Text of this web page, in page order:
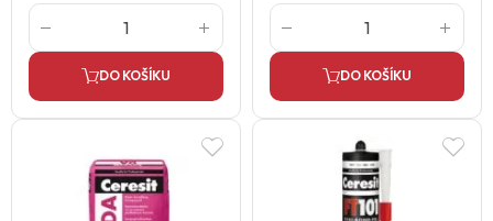
DO KOŠÍKU DO KOŠÍKU